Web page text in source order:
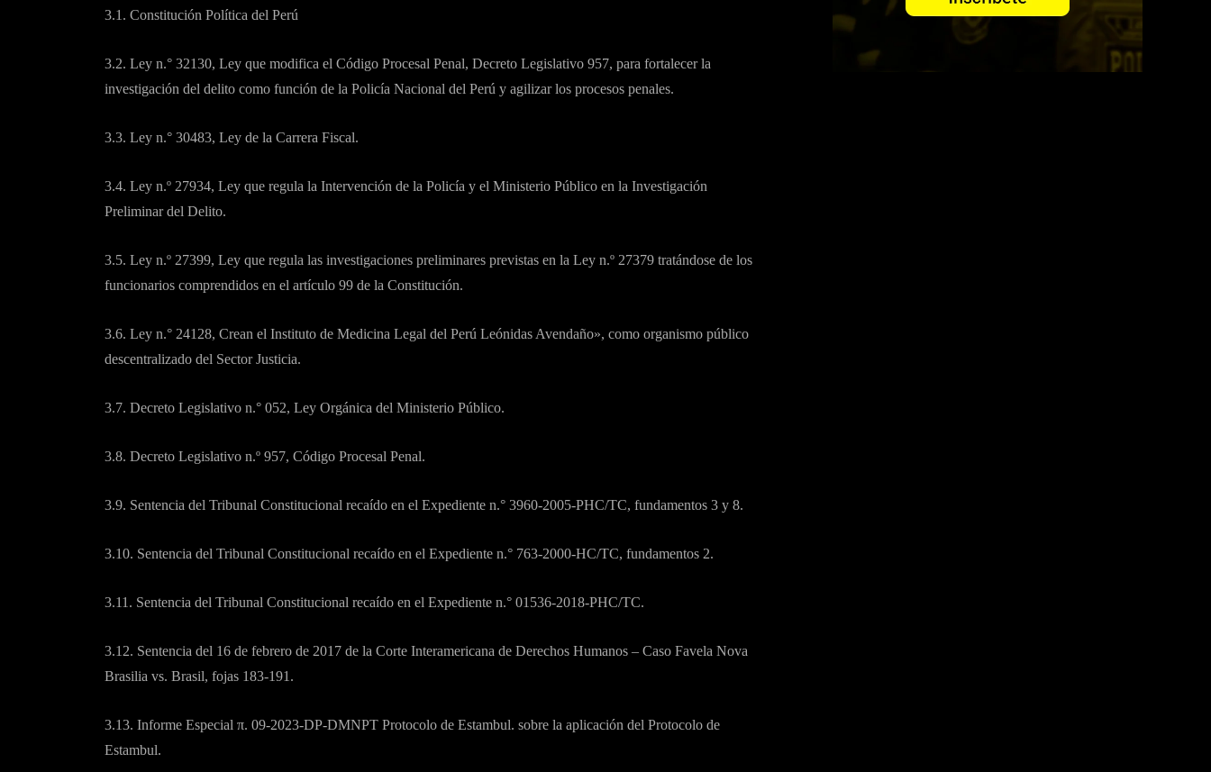
3.1. Constitución Política del Perú
3.2. Ley n.° 32130, Ley que modifica el Código Procesal Penal, Decreto Legislativo 957, para fortalecer la
investigación del delito como función de la Policía Nacional del Perú y agilizar los procesos penales.
3.3. Ley n.° 30483, Ley de la Carrera Fiscal.
3.4. Ley n.º 27934, Ley que regula la Intervención de la Policía y el Ministerio Público en la Investigación
Preliminar del Delito.
3.5. Ley n.º 27399, Ley que regula las investigaciones preliminares previstas en la Ley n.º 27379 tratándose de los
funcionarios comprendidos en el artículo 99 de la Constitución.
3.6. Ley n.° 24128, Crean el Instituto de Medicina Legal del Perú Leónidas Avendaño», como organismo público
descentralizado del Sector Justicia.
3.7. Decreto Legislativo n.° 052, Ley Orgánica del Ministerio Público.
3.8. Decreto Legislativo n.º 957, Código Procesal Penal.
3.9. Sentencia del Tribunal Constitucional recaído en el Expediente n.° 3960-2005-PHC/TC, fundamentos 3 y 8.
3.10. Sentencia del Tribunal Constitucional recaído en el Expediente n.° 763-2000-HC/TC, fundamentos 2.
3.11. Sentencia del Tribunal Constitucional recaído en el Expediente n.° 01536-2018-PHC/TC.
3.12. Sentencia del 16 de febrero de 2017 de la Corte Interamericana de Derechos Humanos – Caso Favela Nova
Brasilia vs. Brasil, fojas 183-191.
3.13. Informe Especial π. 09-2023-DP-DMNPT Protocolo de Estambul. sobre la aplicación del Protocolo de
Estambul.